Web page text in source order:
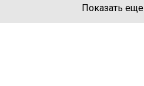
Показать